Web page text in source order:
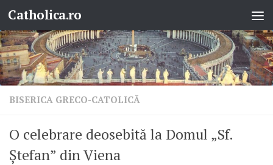
Skip to content
Catholica.ro
BISERICA GRECO-CATOLICĂ
O celebrare deosebită la Domul „Sf.
Ștefan” din Viena